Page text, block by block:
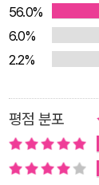
이들은 복잡한
정치 주요 어휘
있어요. 아무리
수 없고, 생각
해 뜻을 정확히
수 있습니다. 또
로 생각을 정리
요. 간단한 문제
56.0%
6.0%
2.2%
평점 분포